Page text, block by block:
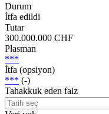
Durum
İtfa edildi
Tutar
300.000.000 CHF
Plasman
***
İtfa (opsiyon)
*** (-)
Tahakkuk eden faiz